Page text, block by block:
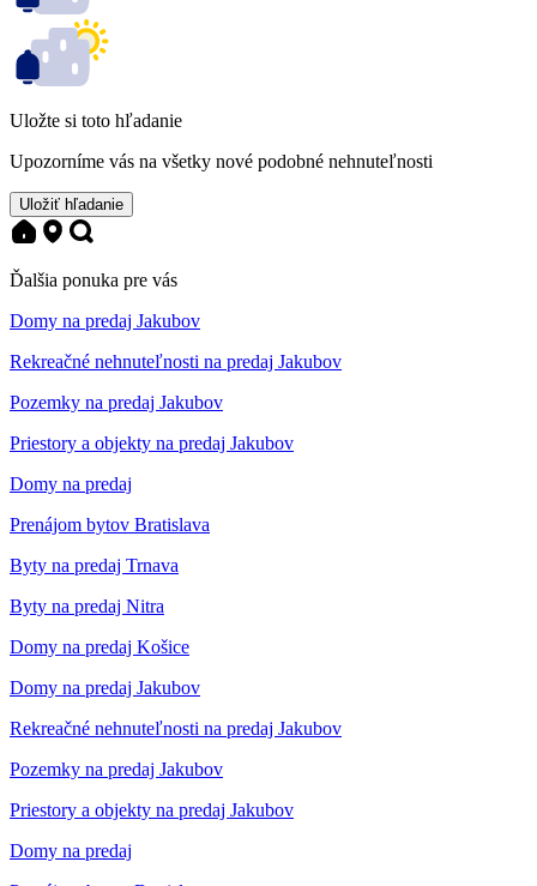
Uložte si toto hľadanie
Upozorníme vás na všetky nové podobné nehnuteľnosti
Uložiť hľadanie
Ďalšia ponuka pre vás
Domy na predaj Jakubov
Rekreačné nehnuteľnosti na predaj Jakubov
Pozemky na predaj Jakubov
Priestory a objekty na predaj Jakubov
Domy na predaj
Prenájom bytov Bratislava
Byty na predaj Trnava
Byty na predaj Nitra
Domy na predaj Košice
Domy na predaj Jakubov
Rekreačné nehnuteľnosti na predaj Jakubov
Pozemky na predaj Jakubov
Priestory a objekty na predaj Jakubov
Domy na predaj